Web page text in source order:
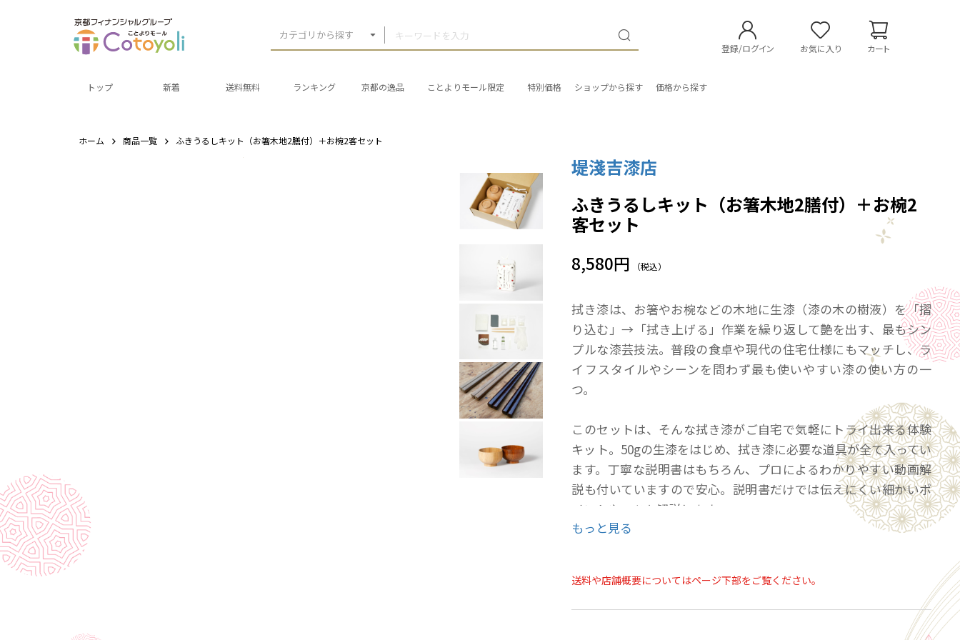
カテゴリから探す
登録/ログイン お気に入り カート
トップ 新着 送料無料 ランキング 京都の逸品 ことよりモール限定 特別価格 ショップから探す 価格から探す
ホーム 商品一覧 ふきうるしキット（お箸木地2膳付）＋お椀2客セット
堤淺吉漆店
ふきうるしキット（お箸木地2膳付）＋お椀2
客セット
8,580円 （税込）
拭き漆は、お箸やお椀などの木地に生漆（漆の木の樹液）を「摺
り込む」→「拭き上げる」作業を繰り返して艶を出す、最もシン
プルな漆芸技法。普段の食卓や現代の住宅仕様にもマッチし、ラ
イフスタイルやシーンを問わず最も使いやすい漆の使い方の一
つ。
このセットは、そんな拭き漆がご自宅で気軽にトライ出来る体験
キット。50gの生漆をはじめ、拭き漆に必要な道具が全て入ってい
ます。丁寧な説明書はもちろん、プロによるわかりやすい動画解
説も付いていますので安心。説明書だけでは伝えにくい細かいポ
イントやコツも解説します。
お椀（直径11㎝）1客・・・約12g
平皿（直径17㎝）1個・・・約10g
もっと見る
送料や店舗概要についてはページ下部をご覧ください。